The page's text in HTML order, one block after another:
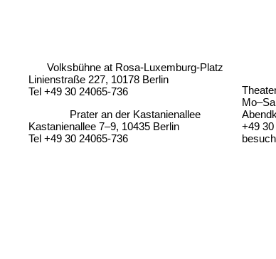
Volksbühne at Rosa-Luxemburg-Platz
Linienstraße 227, 10178 Berlin
Tel +49 30 24065-736
Prater an der Kastanienallee
Kastanienallee 7–9, 10435 Berlin
Tel +49 30 24065-736
+49